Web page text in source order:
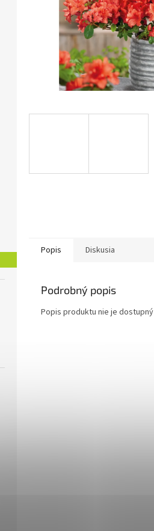
Popis Diskusia
Podrobný popis
Popis produktu nie je dostupný